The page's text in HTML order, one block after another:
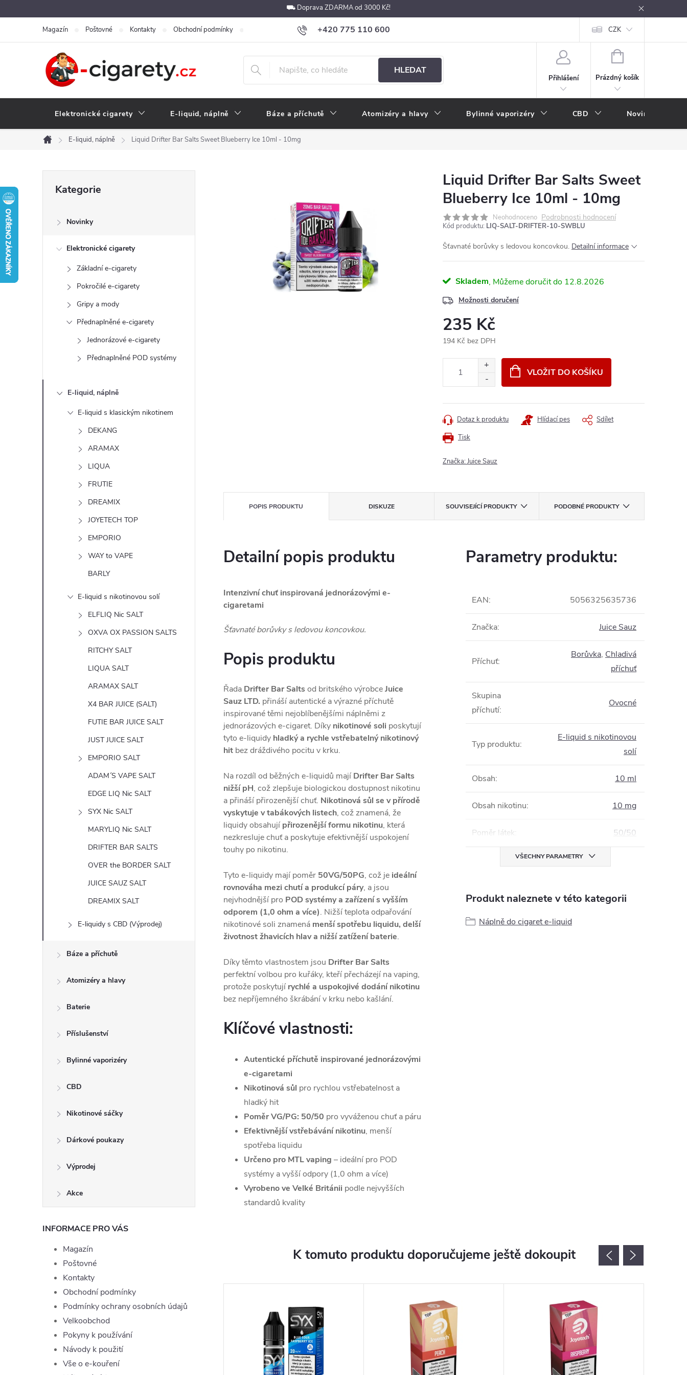
na
⛟ Doprava ZDARMA od 3000 Kč!
+420 775 110 600
obchod@e-cigarety.cz
Magazín Poštovné Kontakty Obchodní podmínky Podmínky ochrany osobních údajů Velkoobchod Vše o e-kouření Nákupní rádce
CZK
HLEDAT
Přihlášení
NÁKUPNÍ
Prázdný košík
Elektronické cigarety E-liquid, náplně Báze a příchutě Atomizéry a hlavy Bylinné vaporizéry CBD Novinky
Domů
E-liquid, náplně Liquid Drifter Bar Salts Sweet Blueberry Ice 10ml - 10mg
í
kategorie
Kategorie
Novinky
Elektronické cigarety
Základní e-cigarety
Pokročilé e-cigarety
Gripy a mody
Přednaplněné e-cigarety
Jednorázové e-cigarety
Přednaplněné POD systémy
E-liquid, náplně
E-liquid s klasickým nikotinem
DEKANG
ARAMAX
LIQUA
FRUTIE
DREAMIX
JOYETECH TOP
EMPORIO
WAY to VAPE
BARLY
E-liquid s nikotinovou solí
ELFLIQ Nic SALT
OXVA OX PASSION SALTS
RITCHY SALT
LIQUA SALT
ARAMAX SALT
X4 BAR JUICE (SALT)
FUTIE BAR JUICE SALT
JUST JUICE SALT
EMPORIO SALT
ADAM´S VAPE SALT
EDGE LIQ Nic SALT
SYX Nic SALT
MARYLIQ Nic SALT
DRIFTER BAR SALTS
OVER the BORDER SALT
JUICE SAUZ SALT
DREAMIX SALT
E-liquidy s CBD (Výprodej)
Báze a příchutě
Atomizéry a hlavy
Baterie
Příslušenství
Bylinné vaporizéry
CBD
Nikotinové sáčky
Dárkové poukazy
Výprodej
Akce
INFORMACE PRO VÁS
Magazín
Poštovné
Kontakty
Obchodní podmínky
Podmínky ochrany osobních údajů
Velkoobchod
Pokyny k používání
Návody k použití
Vše o e-kouření
Liquid Drifter Bar Salts Sweet
Blueberry Ice 10ml - 10mg
Neohodnoceno Podrobnosti hodnocení
Kód produktu: LIQ-SALT-DRIFTER-10-SWBLU
Šťavnaté borůvky s ledovou koncovkou. Detailní informace
Skladem 12.8.2026
Možnosti doručení
235 Kč
194 Kč bez DPH
VLOŽIT DO KOŠÍKU
Tisk
Dotaz k produktu Hlídací pes Sdílet
Značka:Juice Sauz
POPIS PRODUKTU DISKUZE SOUVISEJÍCÍ PRODUKTY PODOBNÉ PRODUKTY
Detailní popis produktu
Intenzivní chuť inspirovaná jednorázovými e-
cigaretami
Šťavnaté borůvky s ledovou koncovkou.
Popis produktu
Řada Drifter Bar Salts od britského výrobceJuice
Sauz LTD. přináší autentické a výrazné příchutě
inspirované těmi nejoblíbenějšími náplněmi z
jednorázových e-cigaret. Díky nikotinové soli poskytují
tyto e-liquidy hladký a rychle vstřebatelný nikotinový
hit bez dráždivého pocitu v krku.
Na rozdíl od běžných e-liquidů mají Drifter Bar Salts
nižší pH, což zlepšuje biologickou dostupnost nikotinu
a přináší přirozenější chuť. Nikotinová sůl se v přírodě
vyskytuje v tabákových listech, což znamená, že
liquidy obsahují přirozenější formu nikotinu, která
nezkresluje chuť a poskytuje efektivnější uspokojení
touhy po nikotinu.
Tyto e-liquidy mají poměr 50VG/50PG, což je ideální
rovnováha mezi chutí a produkcí páry, a jsou
nejvhodnější pro POD systémy a zařízení s vyšším
odporem (1,0 ohm a více). Nižší teplota odpařování
nikotinové soli znamená menší spotřebu liquidu, delší
životnost žhavicích hlav a nižší zatížení baterie.
Díky těmto vlastnostem jsou Drifter Bar Salts
perfektní volbou pro kuřáky, kteří přecházejí na vaping,
protože poskytují rychlé a uspokojivé dodání nikotinu
bez nepříjemného škrábání v krku nebo kašlání.
Klíčové vlastnosti:
Autentické příchutě inspirované jednorázovými
e-cigaretami
Nikotinová sůl pro rychlou vstřebatelnost a
hladký hit
Poměr VG/PG: 50/50 pro vyváženou chuť a páru
Efektivnější vstřebávání nikotinu, menší
spotřeba liquidu
Určeno pro MTL vaping – ideální pro POD
systémy a vyšší odpory (1,0 ohm a více)
Vyrobeno ve Velké Británii podle nejvyšších
standardů kvality
Parametry produktu:
EAN: 5056325635736
Značka: Juice Sauz
Příchuť:
Borůvka, Chladivá
příchuť
Skupina
příchutí:
Ovocné
Typ produktu:
E-liquid s nikotinovou
solí
Obsah: 10 ml
Obsah nikotinu: 10 mg
Poměr látek: 50/50
VŠECHNY PARAMETRY
Produkt naleznete v této kategorii
Náplně do cigaret e-liquid
K tomuto produktu doporučujeme ještě dokoupit